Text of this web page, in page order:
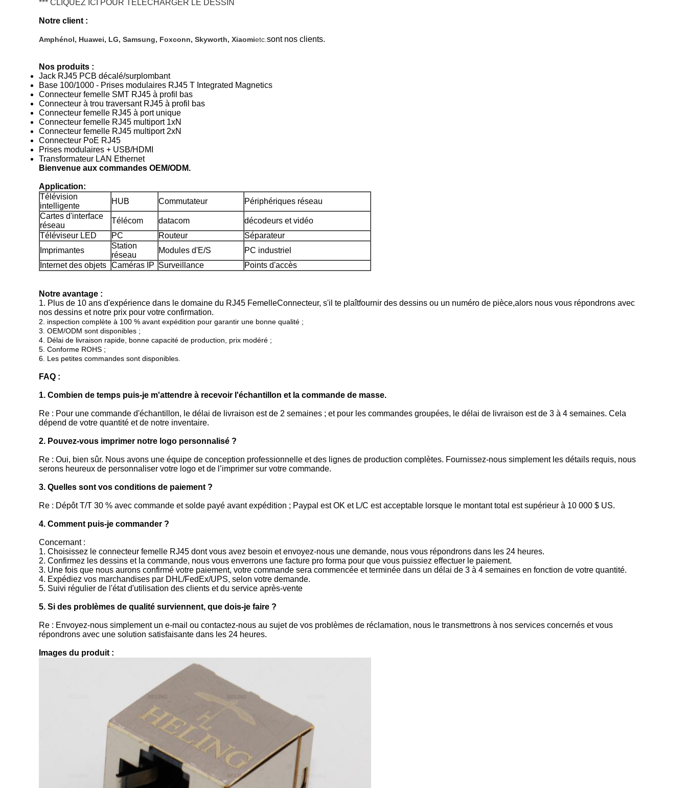
*** CLIQUEZ ICI POUR TÉLÉCHARGER LE DESSIN
Notre client :
Amphénol, Huawei, LG, Samsung, Foxconn, Skyworth, Xiaomietc. sont nos clients.
Nos produits :
Jack RJ45 PCB décalé/surplombant
Base 100/1000 - Prises modulaires RJ45 T Integrated Magnetics
Connecteur femelle SMT RJ45 à profil bas
Connecteur à trou traversant RJ45 à profil bas
Connecteur femelle RJ45 à port unique
Connecteur femelle RJ45 multiport 1xN
Connecteur femelle RJ45 multiport 2xN
Connecteur PoE RJ45
Prises modulaires + USB/HDMI
Transformateur LAN Ethernet
Bienvenue aux commandes OEM/ODM.
Application:
Télévision
intelligente
HUB Commutateur
Périphériques réseau
Cartes d'interface
réseau
Télécom datacom
décodeurs et vidéo
Téléviseur LED
PC Routeur
Séparateur
Imprimantes
Station
réseau
Modules d'E/S
PC industriel
Internet des objets Caméras IP Surveillance Points d'accès
Notre avantage :
1. Plus de 10 ans d'expérience dans le domaine du RJ45 FemelleConnecteur, s'il te plaîtfournir des dessins ou un numéro de pièce,alors nous vous répondrons avec
nos dessins et notre prix pour votre confirmation.
2. inspection complète à 100 % avant expédition pour garantir une bonne qualité ;
3. OEM/ODM sont disponibles ;
4. Délai de livraison rapide, bonne capacité de production, prix modéré ;
5. Conforme ROHS ;
6. Les petites commandes sont disponibles.
FAQ :
1. Combien de temps puis-je m'attendre à recevoir l'échantillon et la commande de masse.
Re : Pour une commande d'échantillon, le délai de livraison est de 2 semaines ; et pour les commandes groupées, le délai de livraison est de 3 à 4 semaines. Cela
dépend de votre quantité et de notre inventaire.
2. Pouvez-vous imprimer notre logo personnalisé ?
Re : Oui, bien sûr. Nous avons une équipe de conception professionnelle et des lignes de production complètes. Fournissez-nous simplement les détails requis, nous
serons heureux de personnaliser votre logo et de l’imprimer sur votre commande.
3. Quelles sont vos conditions de paiement ?
Re : Dépôt T/T 30 % avec commande et solde payé avant expédition ; Paypal est OK et L/C est acceptable lorsque le montant total est supérieur à 10 000 $ US.
4. Comment puis-je commander ?
Concernant :
1. Choisissez le connecteur femelle RJ45 dont vous avez besoin et envoyez-nous une demande, nous vous répondrons dans les 24 heures.
2. Confirmez les dessins et la commande, nous vous enverrons une facture pro forma pour que vous puissiez effectuer le paiement.
3. Une fois que nous aurons confirmé votre paiement, votre commande sera commencée et terminée dans un délai de 3 à 4 semaines en fonction de votre quantité.
4. Expédiez vos marchandises par DHL/FedEx/UPS, selon votre demande.
5. Suivi régulier de l'état d'utilisation des clients et du service après-vente
5. Si des problèmes de qualité surviennent, que dois-je faire ?
Re : Envoyez-nous simplement un e-mail ou contactez-nous au sujet de vos problèmes de réclamation, nous le transmettrons à nos services concernés et vous
répondrons avec une solution satisfaisante dans les 24 heures.
Images du produit :